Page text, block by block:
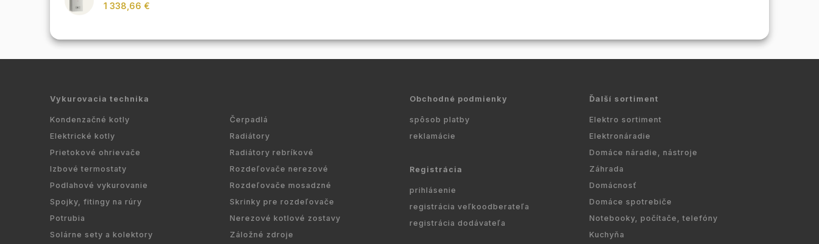
1 338,66 €
Vykurovacia technika
Kondenzačné kotly
Elektrické kotly
Prietokové ohrievače
Izbové termostaty
Podlahové vykurovanie
Spojky, fitingy na rúry
Potrubia
Solárne sety a kolektory
Čerpadlá
Radiátory
Radiátory rebríkové
Rozdeľovače nerezové
Rozdeľovače mosadzné
Skrinky pre rozdeľovače
Nerezové kotlové zostavy
Záložné zdroje
Obchodné podmienky
spôsob platby
reklamácie
Registrácia
prihlásenie
registrácia veľkoodberateľa
registrácia dodávateľa
Ďalší sortiment
Elektro sortiment
Elektronáradie
Domáce náradie, nástroje
Záhrada
Domácnosť
Domáce spotrebiče
Notebooky, počítače, telefóny
Kuchyňa